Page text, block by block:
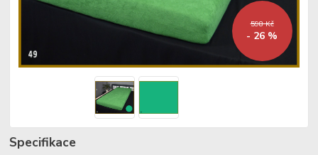
598 Kč
- 26 %
Specifikace